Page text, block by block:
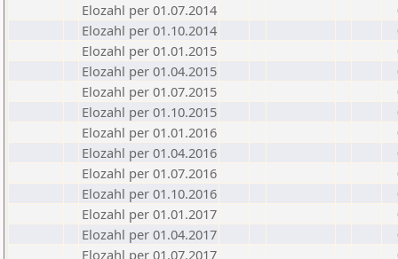
Elozahl per 01.07.2014
Elozahl per 01.10.2014
Elozahl per 01.01.2015
Elozahl per 01.04.2015
Elozahl per 01.07.2015
Elozahl per 01.10.2015
Elozahl per 01.01.2016
Elozahl per 01.04.2016
Elozahl per 01.07.2016
Elozahl per 01.10.2016
Elozahl per 01.01.2017
Elozahl per 01.04.2017
Elozahl per 01.07.2017